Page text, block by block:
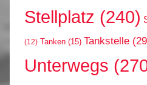
Stellplatz (240)
(12) Tanken (15) Tankstelle
Unterwegs